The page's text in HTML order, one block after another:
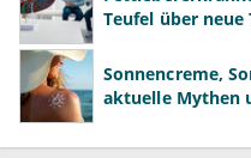
Teufel über neue
Sonnencreme,
aktuelle Mythen